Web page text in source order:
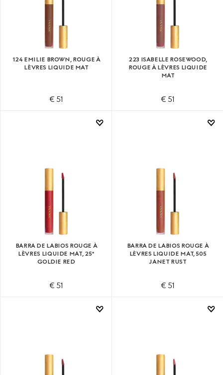
124 EMILIE BROWN, ROUGE À
LÈVRES LIQUIDE MAT
€ 51
223 ISABELLE ROSEWOOD,
ROUGE À LÈVRES LIQUIDE
MAT
€ 51
BARRA DE LABIOS ROUGE À
LÈVRES LIQUIDE MAT, 25*
GOLDIE RED
€ 51
BARRA DE LABIOS ROUGE À
LÈVRES LIQUIDE MAT, 505​
JANET RUST
€ 51